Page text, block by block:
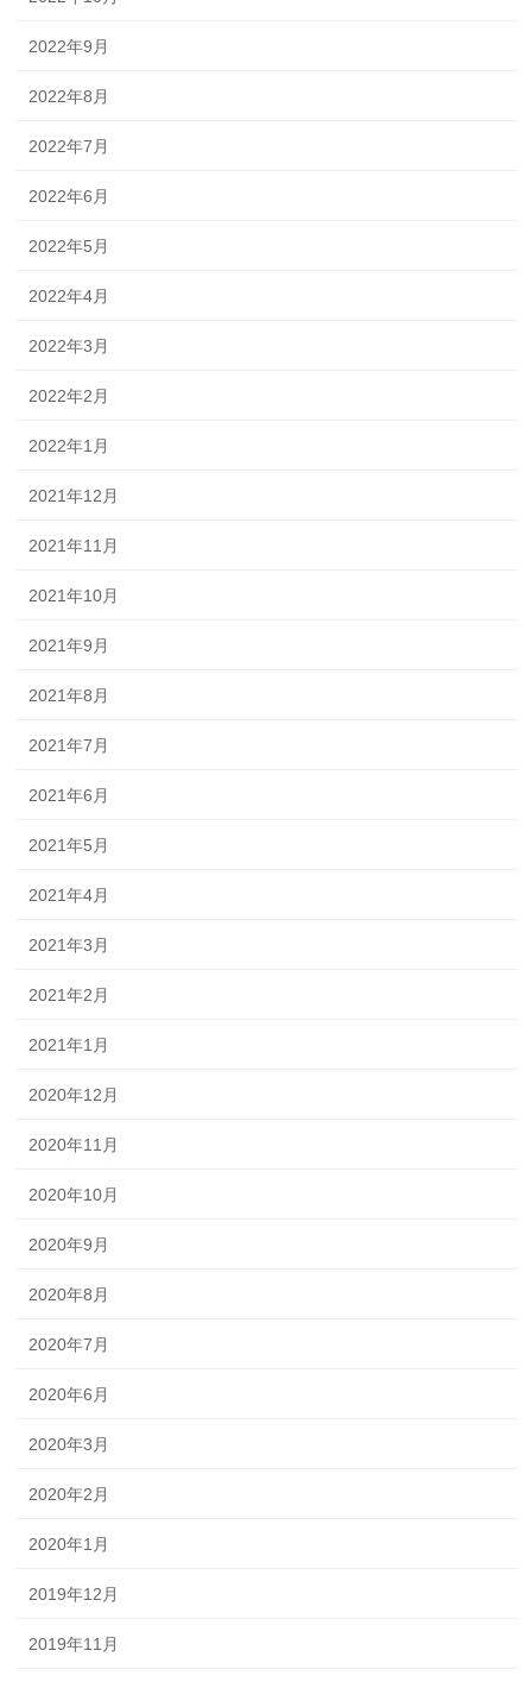
2022年9月
2022年8月
2022年7月
2022年6月
2022年5月
2022年4月
2022年3月
2022年2月
2022年1月
2021年12月
2021年11月
2021年10月
2021年9月
2021年8月
2021年7月
2021年6月
2021年5月
2021年4月
2021年3月
2021年2月
2021年1月
2020年12月
2020年11月
2020年10月
2020年9月
2020年8月
2020年7月
2020年6月
2020年3月
2020年2月
2020年1月
2019年12月
2019年11月